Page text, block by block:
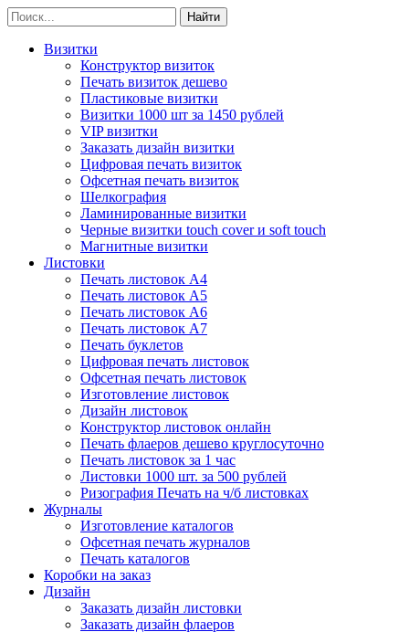
Визитки
Конструктор визиток
Печать визиток дешево
Пластиковые визитки
Визитки 1000 шт за 1450 рублей
VIP визитки
Заказать дизайн визитки
Цифровая печать визиток
Офсетная печать визиток
Шелкография
Ламинированные визитки
Черные визитки touch cover и soft touch
Магнитные визитки
Листовки
Печать листовок А4
Печать листовок А5
Печать листовок А6
Печать листовок А7
Печать буклетов
Цифровая печать листовок
Офсетная печать листовок
Изготовление листовок
Дизайн листовок
Конструктор листовок онлайн
Печать флаеров дешево круглосуточно
Печать листовок за 1 час
Листовки 1000 шт. за 500 рублей
Ризография Печать на ч/б листовках
Журналы
Изготовление каталогов
Офсетная печать журналов
Печать каталогов
Коробки на заказ
Дизайн
Заказать дизайн листовки
Заказать дизайн флаеров